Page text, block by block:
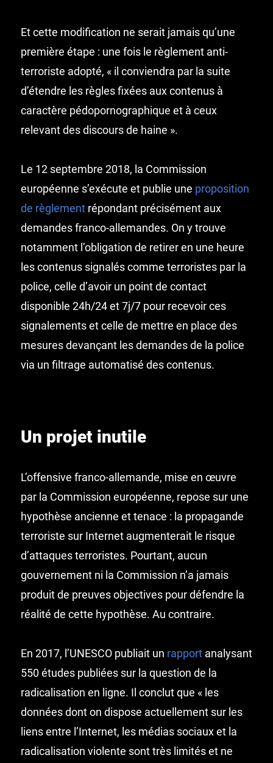
Et cette modification ne serait jamais qu’une
première étape : une fois le règlement anti-
terroriste adopté, « il conviendra par la suite
d’étendre les règles fixées aux contenus à
caractère pédopornographique et à ceux
relevant des discours de haine ».
Le 12 septembre 2018, la Commission
européenne s’exécute et publie une proposition
de règlementrépondant précisément aux
demandes franco-allemandes. On y trouve
notamment l’obligation de retirer en une heure
les contenus signalés comme terroristes par la
police, celle d’avoir un point de contact
disponible 24h/24 et 7j/7 pour recevoir ces
signalements et celle de mettre en place des
mesures devançant les demandes de la police
via un filtrage automatisé des contenus.
Un projet inutile
L’offensive franco-allemande, mise en œuvre
par la Commission européenne, repose sur une
hypothèse ancienne et tenace : la propagande
terroriste sur Internet augmenterait le risque
d’attaques terroristes. Pourtant, aucun
gouvernement ni la Commission n’a jamais
produit de preuves objectives pour défendre la
réalité de cette hypothèse. Au contraire.
En 2017, l’UNESCO publiait un rapportanalysant
550 études publiées sur la question de la
radicalisation en ligne. Il conclut que « les
données dont on dispose actuellement sur les
liens entre l’Internet, les médias sociaux et la
radicalisation violente sont très limités et ne